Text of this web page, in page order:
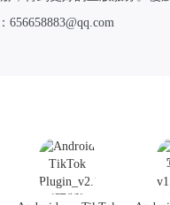
656658883@qq.com